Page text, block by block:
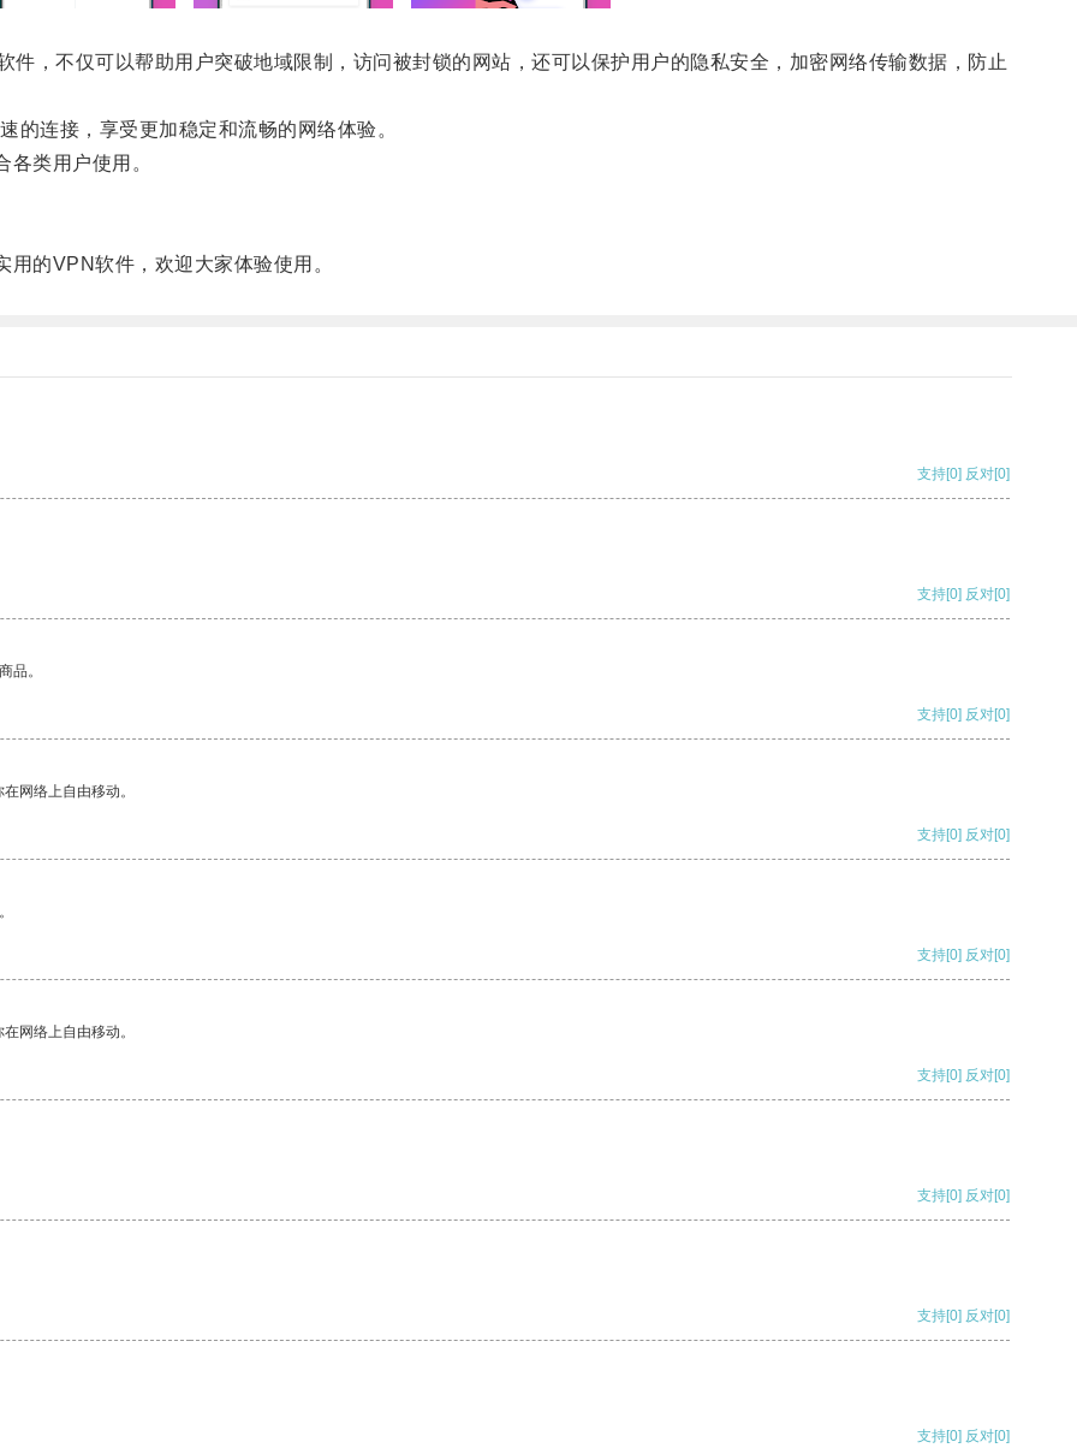
不仅可以帮助用户突破地域限制，访问被封锁的网站，还可以保护用户的隐私安全，加密网络传输数据，防止
连接，享受更加稳定和流畅的网络体验。
类用户使用。
的VPN软件，欢迎大家体验使用。
支持[0] 反对[0]
支持[0] 反对[0]
品。
支持[0] 反对[0]
网络上自由移动。
支持[0] 反对[0]
支持[0] 反对[0]
网络上自由移动。
支持[0] 反对[0]
支持[0] 反对[0]
支持[0] 反对[0]
支持[0] 反对[0]